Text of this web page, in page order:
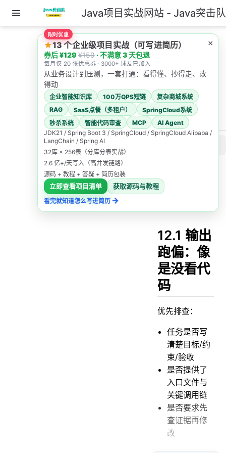
跳至主要內容 Java项目实战网站 - Java突击队
主页
AI教程导航
Trae 教程导航
排障清单
Java突击队
2026/4/30
12.4 诊断不清零：编辑器里还有编译/类型错误
12.5 本章小结
12.1 输出
跑偏：像
是没看代
码
优先排查：
任务是否写
清楚目标/约
束/验收
是否提供了
入口文件与
关键调用链
是否要求先
查证据再修
改
×
限时优惠
★13 个企业级项目实战（可写进简历）
券后 ¥129¥159· 不满意 3 天包退
每月仅 20 张优惠券 · 3000+ 球友已加入
从业务设计到压测，一套打通：看得懂、抄得走、改
得动
企业智能知识库 100万QPS短链
复杂商城系统
RAG
SaaS点餐（多租户）
SpringCloud系统
秒杀系统
智能代码审查 MCP
AI Agent
JDK21 / Spring Boot 3 / SpringCloud / SpringCloud Alibaba /
LangChain / Spring AI
32库 × 256表（分库分表实战）
2.6 亿+/天写入（高并发链路）
源码 + 教程 + 答疑 + 简历包装
立即查看项目清单
获取源码与教程
看完就知道怎么写进简历 →